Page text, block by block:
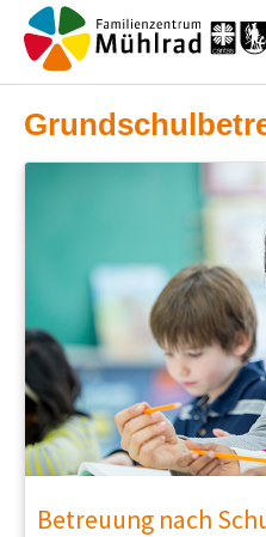
Betreuung nach